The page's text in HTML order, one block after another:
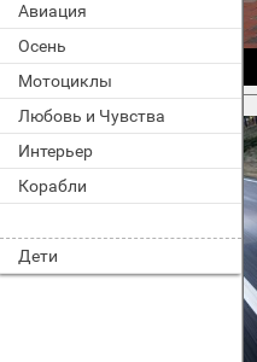
Авиация
Осень
Мотоциклы
Любовь и Чувства
Интерьер
Корабли
Дети